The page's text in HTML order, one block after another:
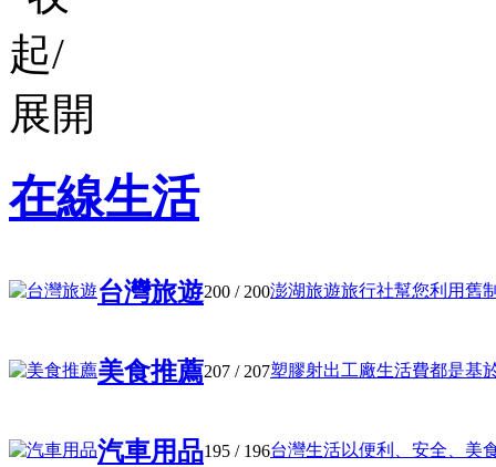
在線生活
台灣旅遊200 / 200澎湖旅遊旅行社幫您利用舊
美食推薦207 / 207塑膠射出工廠生活費都是基
汽車用品195 / 196台灣生活以便利、安全、美